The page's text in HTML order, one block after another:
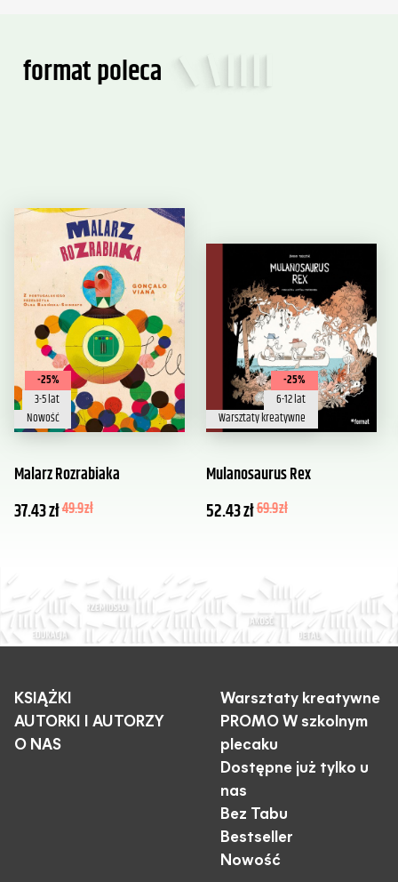
format poleca
-25%
3-5 lat
Nowość
Malarz Rozrabiaka
37.43zł49.9zł
-25%
6-12 lat
Warsztaty kreatywne
Mulanosaurus Rex
52.43zł69.9zł
KSIĄŻKI
AUTORKI I AUTORZY
O NAS
Warsztaty kreatywne
PROMO W szkolnym
plecaku
Dostępne już tylko u
nas
Bez Tabu
Bestseller
Nowość